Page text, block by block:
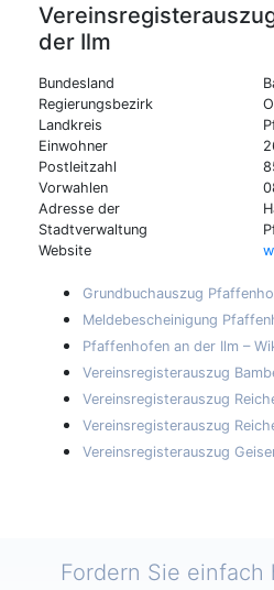
der Ilm
Bundesland
Regierungsbezirk
Landkreis
Einwohner
Postleitzahl
Vorwahlen
Adresse der
Stadtverwaltung
Website
Grundbuchauszug
Meldebescheinigung
Pfaffenhofen an der Ilm –
Vereinsregisterauszug
Vereinsregisterauszug
Vereinsregisterauszug
Vereinsregisterauszug
Fordern Sie